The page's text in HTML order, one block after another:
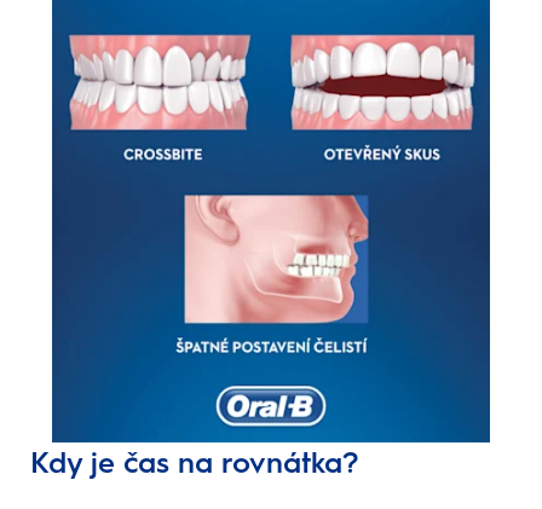
Kdy je čas na rovnátka?